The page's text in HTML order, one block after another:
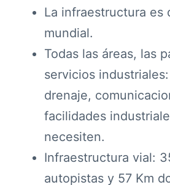
La infraestructura es
mundial.
Todas las áreas, las
servicios
drenaje,
facilidades
necesiten.
Infraestructura vial:
autopistas y 57 Km